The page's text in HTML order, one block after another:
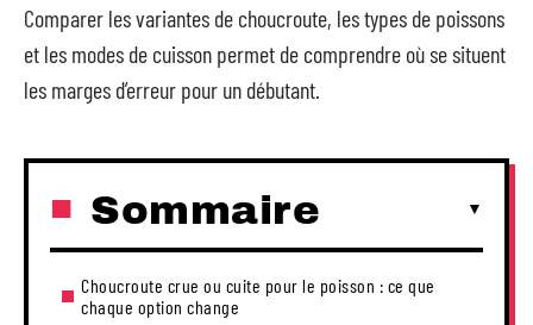
Comparer les variantes de choucroute, les types de poissons
et les modes de cuisson permet de comprendre où se situent
les marges d’erreur pour un débutant.
Sommaire
Choucroute crue ou cuite pour le poisson : ce que
chaque option change